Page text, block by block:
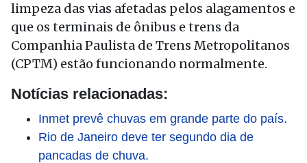
limpeza das vias afetadas pelos alagamentos e
que os terminais de ônibus e trens da
Companhia Paulista de Trens Metropolitanos
(CPTM) estão funcionando normalmente.
Notícias relacionadas:
Inmet prevê chuvas em grande parte do país.
Rio de Janeiro deve ter segundo dia de
pancadas de chuva.